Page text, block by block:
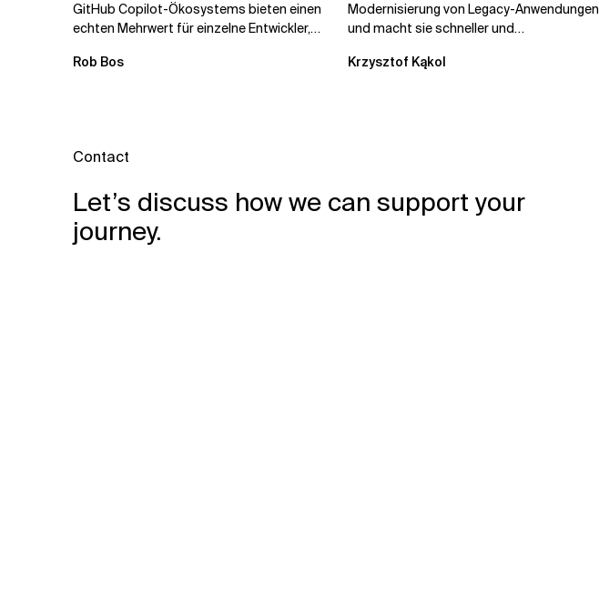
GitHub Copilot-Ökosystems bieten einen
echten Mehrwert für einzelne Entwickler,
Rob Bos
Modernisierung von Legacy-Anwendungen
und macht sie schneller und
Automatisierung...
Krzysztof Kąkol
Contact
Let’s discuss how we can support your
journey.